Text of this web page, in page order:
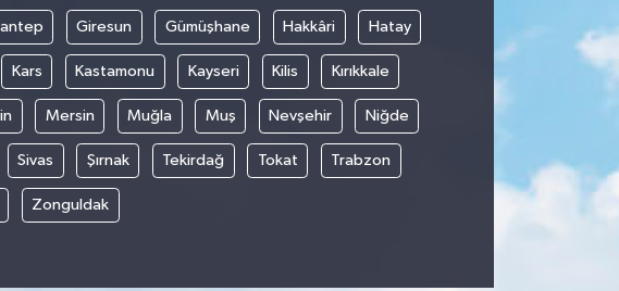
Giresun Gümüşhane Hakkâri Hatay
Kars Kastamonu Kayseri Kilis Kırıkkale
Mersin Muğla Muş Nevşehir Niğde
Sivas Şırnak Tekirdağ Tokat Trabzon
Zonguldak